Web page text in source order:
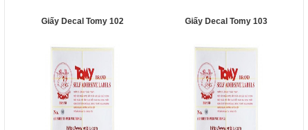
Giấy Decal Tomy 102 Giấy Decal Tomy 103